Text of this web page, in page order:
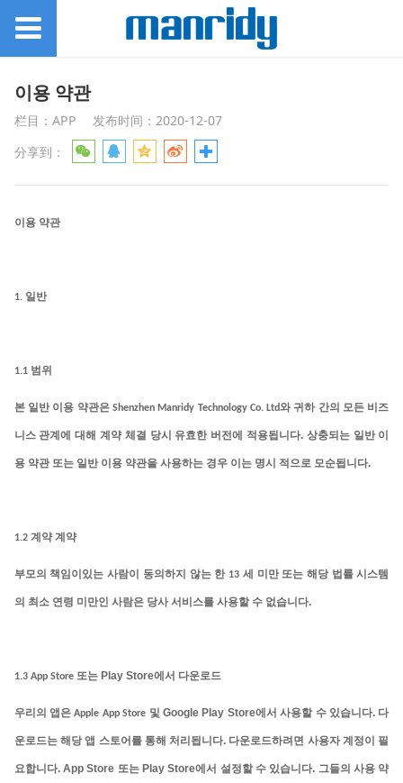
이용 약관
栏目：APP
发布时间：2020-12-07
分享到：
이용 약관
1. 일반
1.1 범위
본 일반 이용 약관은Shenzhen Manridy Technology Co. Ltd와 귀하 간의 모든 비즈
니스 관계에 대해 계약 체결 당시 유효한 버전에 적용됩니다. 상충되는 일반 이
용 약관 또는 일반 이용 약관을 사용하는 경우 이는 명시 적으로 모순됩니다.
1.2 계약 계약
부모의 책임이있는 사람이 동의하지 않는 한 13 세 미만 또는 해당 법률 시스템
의 최소 연령 미만인 사람은 당사 서비스를 사용할 수 없습니다.
1.3 App Store 또는 Play Store에서 다운로드
우리의 앱은 Apple App Store 및Google Play Store에서 사용할 수 있습니다. 다
운로드는 해당 앱 스토어를 통해 처리됩니다. 다운로드하려면 사용자 계정이 필
요합니다. App Store 또는 Play Store에서 설정할 수 있습니다. 그들의 사용 약